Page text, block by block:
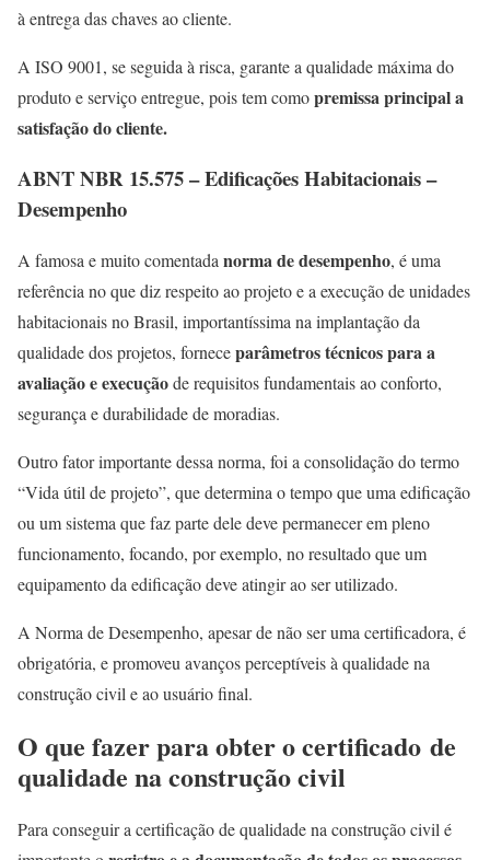
à entrega das chaves ao cliente.
A ISO 9001, se seguida à risca, garante a qualidade máxima do
produto e serviço entregue, pois tem comopremissa principal a
satisfação do cliente.
ABNT NBR 15.575 – Edificações Habitacionais –
Desempenho
A famosa e muito comentada norma de desempenho, é uma
referência no que diz respeito ao projeto e a execução de unidades
habitacionais no Brasil, importantíssima na implantação da
qualidade dos projetos, forneceparâmetros técnicos para a
avaliação e execuçãode requisitos fundamentais ao conforto,
segurança e durabilidade de moradias.
Outro fator importante dessa norma, foi a consolidação do termo
“Vida útil de projeto”, que determina o tempo que uma edificação
ou um sistema que faz parte dele deve permanecer em pleno
funcionamento, focando, por exemplo, no resultado que um
equipamento da edificação deve atingir ao ser utilizado.
A Norma de Desempenho, apesar de não ser uma certificadora, é
obrigatória, e promoveu avanços perceptíveis à qualidade na
construção civil e ao usuário final.
O que fazer para obter o certificado de
qualidade na construção civil
Para conseguir a certificação de qualidade na construção civil é